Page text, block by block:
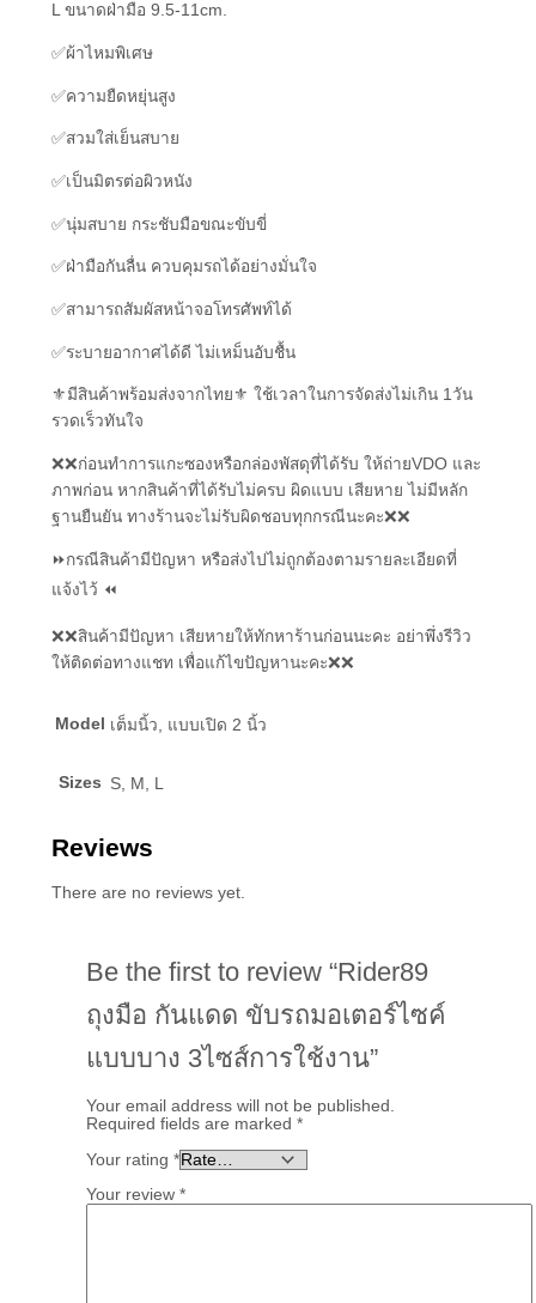
L ขนาดฝ่ามือ 9.5-11cm.
✅ผ้าไหมพิเศษ
✅ความยืดหยุ่นสูง
✅สวมใส่เย็นสบาย
✅เป็นมิตรต่อผิวหนัง
✅นุ่มสบาย กระชับมือขณะขับขี่
✅ฝ่ามือกันลื่น ควบคุมรถได้อย่างมั่นใจ
✅สามารถสัมผัสหน้าจอโทรศัพท์ได้
✅ระบายอากาศได้ดี ไม่เหม็นอับชื้น
⚜มีสินค้าพร้อมส่งจากไทย⚜ ใช้เวลาในการจัดส่งไม่เกิน 1วัน
รวดเร็วทันใจ
❌❌ก่อนทำการแกะซองหรือกล่องพัสดุที่ได้รับ ให้ถ่ายVDO และ
ภาพก่อน หากสินค้าที่ได้รับไม่ครบ ผิดแบบ เสียหาย ไม่มีหลัก
ฐานยืนยัน ทางร้านจะไม่รับผิดชอบทุกกรณีนะคะ❌❌
⏩กรณีสินค้ามีปัญหา หรือส่งไปไม่ถูกต้องตามรายละเอียดที่
แจ้งไว้ ⏪
❌❌สินค้ามีปัญหา เสียหายให้ทักหาร้านก่อนนะคะ อย่าพึ่งรีวิว
ให้ติดต่อทางแชท เพื่อแก้ไขปัญหานะคะ❌❌
Model เต็มนิ้ว, แบบเปิด 2 นิ้ว
Sizes S, M, L
Reviews
There are no reviews yet.
Be the first to review “Rider89
ถุงมือ กันแดด ขับรถมอเตอร์ไซค์
แบบบาง 3ไซส์การใช้งาน”
Your email address will not be published.
Required fields are marked *
Your rating *
Your review *